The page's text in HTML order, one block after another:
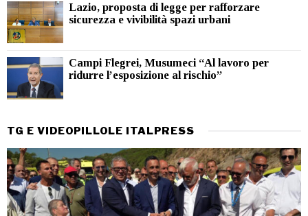
Lazio, proposta di legge per rafforzare
sicurezza e vivibilità spazi urbani
Campi Flegrei, Musumeci “Al lavoro per
ridurre l’esposizione al rischio”
TG E VIDEOPILLOLE ITALPRESS